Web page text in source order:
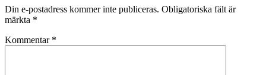
Din e-postadress kommer inte publiceras. Obligatoriska fält är
märkta *
Kommentar *